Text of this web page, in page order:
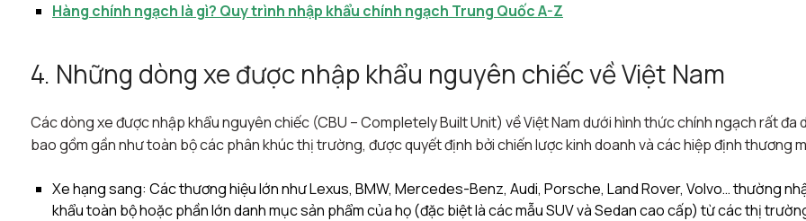
Hàng chính ngạch là gì? Quy trình nhập khẩu chính ngạch Trung Quốc A-Z
4. Những dòng xe được nhập khẩu nguyên chiếc về Việt Nam
Các dòng xe được nhập khẩu nguyên chiếc (CBU – Completely Built Unit) về Việt Nam dưới hình thức chính ngạch rất đa
bao gồm gần như toàn bộ các phân khúc thị trường, được quyết định bởi chiến lược kinh doanh và các hiệp định thương
Xe hạng sang: Các thương hiệu lớn như Lexus, BMW, Mercedes-Benz, Audi, Porsche, Land Rover, Volvo… thường
khẩu toàn bộ hoặc phần lớn danh mục sản phẩm của họ (đặc biệt là các mẫu SUV và Sedan cao cấp) từ các thị